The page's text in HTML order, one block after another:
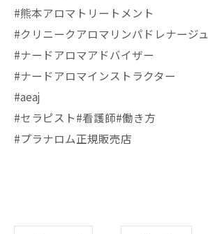
#熊本アロマトリートメント
#クリニークアロマリンパドレナージュ
#ナードアロマアドバイザー
#ナードアロマインストラクター
#aeaj
#セラピスト#看護師#働き方
#プラナロム正規販売店